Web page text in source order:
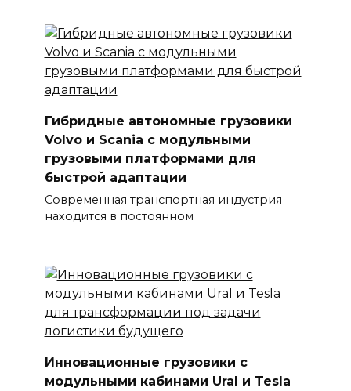
Гибридные автономные грузовики
Volvo и Scania с модульными
грузовыми платформами для
быстрой адаптации
Современная транспортная индустрия
находится в постоянном
Инновационные грузовики с
модульными кабинами Ural и Tesla